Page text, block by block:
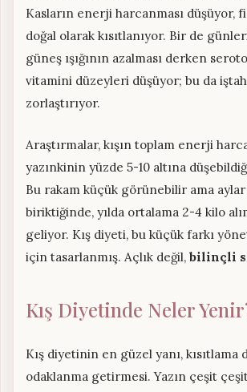
Kasların enerji harcanması düşüyor,
doğal olarak kısıtlanıyor. Bir de
güneş ışığının azalması derken
vitamini düzeyleri düşüyor; bu da
zorlaştırıyor.
Araştırmalar, kışın toplam enerji
yazınkinin yüzde 5-10 altına
Bu rakam küçük görünebilir ama
biriktiğinde, yılda ortalama 2-4 kilo
geliyor. Kış diyeti, bu küçük farkı
için tasarlanmış. Açlık değil, bilinçli
Kış Diyetinde Neler
Kış diyetinin en güzel yanı, kısıtlama
odaklanma getirmesi. Yazın çeşit